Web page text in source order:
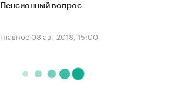
Пенсионный вопрос
Главное 08 авг 2018, 15:00